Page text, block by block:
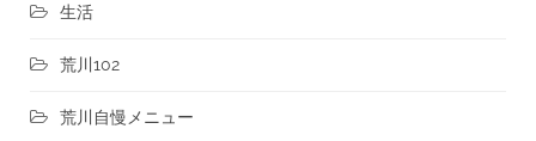
生活
荒川102
荒川自慢メニュー